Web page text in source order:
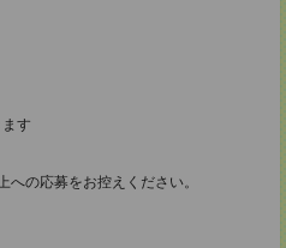
す
の応募をお控えください。